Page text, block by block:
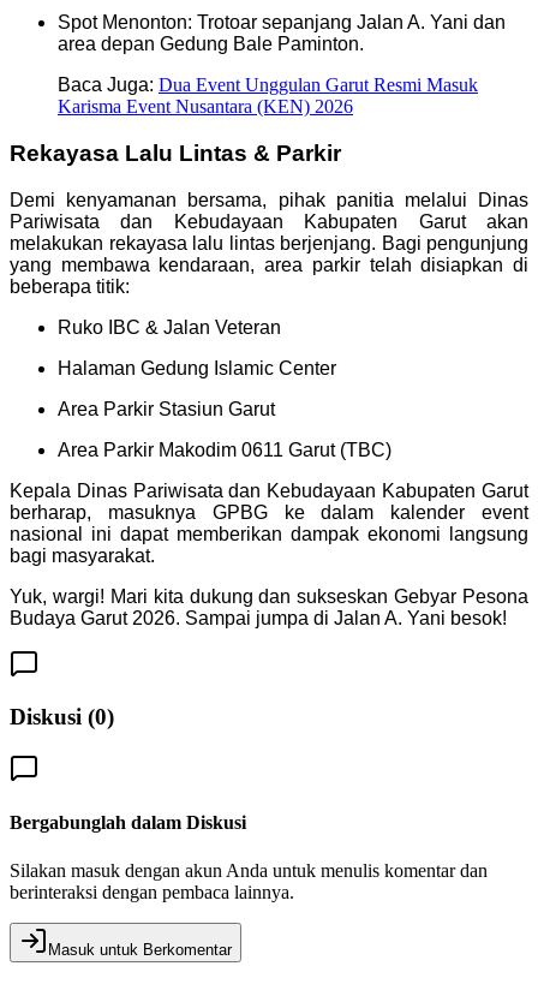
Spot Menonton: Trotoar sepanjang Jalan A. Yani dan
area depan Gedung Bale Paminton.
Baca Juga: Dua Event Unggulan Garut Resmi Masuk
Karisma Event Nusantara (KEN) 2026
Rekayasa Lalu Lintas & Parkir
Demi kenyamanan bersama, pihak panitia melalui Dinas
Pariwisata dan Kebudayaan Kabupaten Garut akan
melakukan rekayasa lalu lintas berjenjang. Bagi pengunjung
yang membawa kendaraan, area parkir telah disiapkan di
beberapa titik:
Ruko IBC & Jalan Veteran
Halaman Gedung Islamic Center
Area Parkir Stasiun Garut
Area Parkir Makodim 0611 Garut (TBC)
Kepala Dinas Pariwisata dan Kebudayaan Kabupaten Garut
berharap, masuknya GPBG ke dalam kalender event
nasional ini dapat memberikan dampak ekonomi langsung
bagi masyarakat.
Yuk, wargi! Mari kita dukung dan sukseskan Gebyar Pesona
Budaya Garut 2026. Sampai jumpa di Jalan A. Yani besok!
Diskusi (0)
Bergabunglah dalam Diskusi
Silakan masuk dengan akun Anda untuk menulis komentar dan
berinteraksi dengan pembaca lainnya.
Masuk untuk Berkomentar